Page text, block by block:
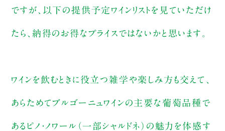
ですが、以下の提供予定ワインリストを見ていただけ
たら、納得のお得なプライスではないかと思います。
ワインを飲むときに役立つ雑学や楽しみ方も交えて、
あらためてブルゴーニュワインの主要な葡萄品種で
あるピノ・ノワール（一部シャルドネ）の魅力を体感す